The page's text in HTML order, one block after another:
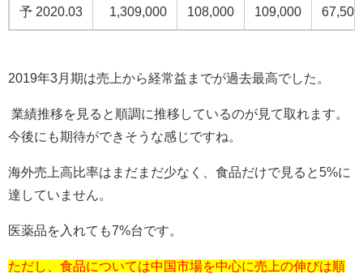
予 2020.03 1,309,000 108,000 109,000 67,500
2019年3月期は売上から経常益までが過去最高でした。
業績推移を見ると順調に推移しているのが見て取れます。
今後にも期待ができそうな感じですね。
海外売上高比率はまだまだ少なく、食品だけで見ると5%に
達していません。
医薬品を入れても7%台です。
ただし、食品については中国市場を中心に売上の伸びは順